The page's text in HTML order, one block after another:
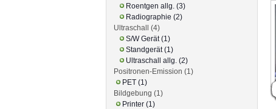
Roentgen allg. (3)
Radiographie (2)
Ultraschall (4)
S/W Gerät (1)
Standgerät (1)
Ultraschall allg. (2)
Positronen-Emission (1)
PET (1)
Bildgebung (1)
Printer (1)